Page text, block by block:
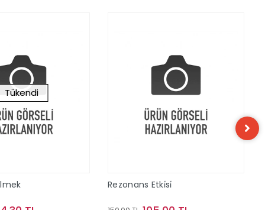
Tükendi
Rezonans Etki̇si̇